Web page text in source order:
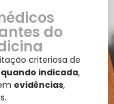
do
criteriosa de
indicada,
evidências,